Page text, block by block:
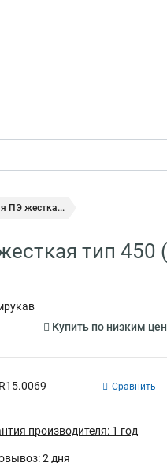
ПЭ жестка...
тип 450
Купить по низким
Сравнить
производителя: 1 год
2 дня